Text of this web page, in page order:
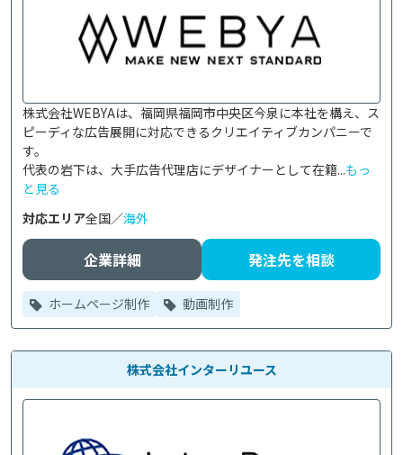
株式会社WEBYAは、福岡県福岡市中央区今泉に本社を構え、ス
ピーディな広告展開に対応できるクリエイティブカンパニーで
す。
代表の岩下は、大手広告代理店にデザイナーとして在籍...もっ
と見る
対応エリア全国／海外
企業詳細 発注先を相談
ホームページ制作 動画制作
株式会社インターリユース